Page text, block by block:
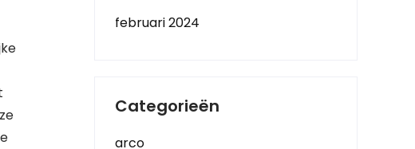
februari 2024
Categorieën
arco